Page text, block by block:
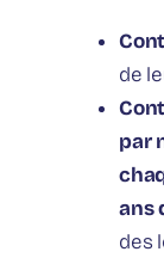
de
par
ans
des